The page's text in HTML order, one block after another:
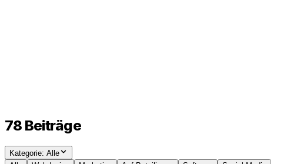
78 Beiträge
Kategorie: Alle